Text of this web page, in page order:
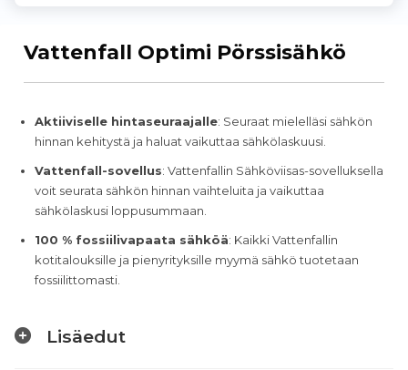
Vattenfall Optimi Pörssisähkö
Aktiiviselle hintaseuraajalle: Seuraat mielelläsi sähkön
hinnan kehitystä ja haluat vaikuttaa sähkölaskuusi.
Vattenfall-sovellus: Vattenfallin Sähköviisas-sovelluksella
voit seurata sähkön hinnan vaihteluita ja vaikuttaa
sähkölaskusi loppusummaan.
100 % fossiilivapaata sähköä: Kaikki Vattenfallin
kotitalouksille ja pienyrityksille myymä sähkö tuotetaan
fossiilittomasti.
Lisäedut